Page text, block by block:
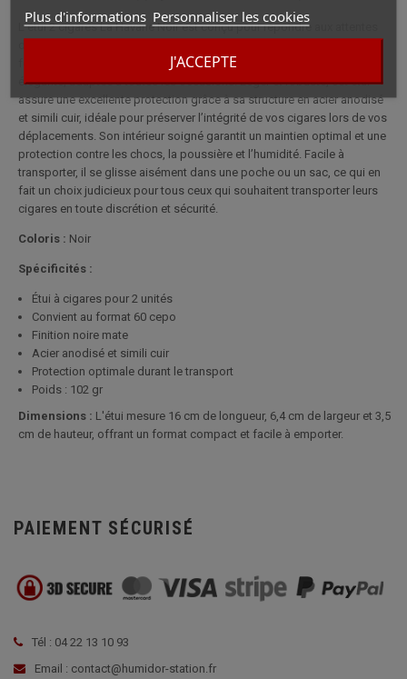
Plus d'informations Personnaliser les cookies
J'ACCEPTE
L’étui 2 cigares La Havane Noir est conçu pour répondre aux attentes
fonctionnel. Sa finition noire mate lui confère une allure moderne et
élégante, adaptée à toutes les occasions. Léger et robuste, cet étui
assure une excellente protection grâce à sa structure en acier anodisé
et simili cuir, idéale pour préserver l’intégrité de vos cigares lors de vos
déplacements. Son intérieur soigné garantit un maintien optimal et une
protection contre les chocs, la poussière et l’humidité. Facile à
transporter, il se glisse aisément dans une poche ou un sac, ce qui en
fait un choix judicieux pour tous ceux qui souhaitent transporter leurs
cigares en toute discrétion et sécurité.
Coloris : Noir
Spécificités :
Étui à cigares pour 2 unités
Convient au format 60 cepo
Finition noire mate
Acier anodisé et simili cuir
Protection optimale durant le transport
Poids : 102 gr
Dimensions : L'étui mesure 16 cm de longueur, 6,4 cm de largeur et 3,5
cm de hauteur, offrant un format compact et facile à emporter.
PAIEMENT SÉCURISÉ
Tél : 04 22 13 10 93
Email : contact@humidor-station.fr